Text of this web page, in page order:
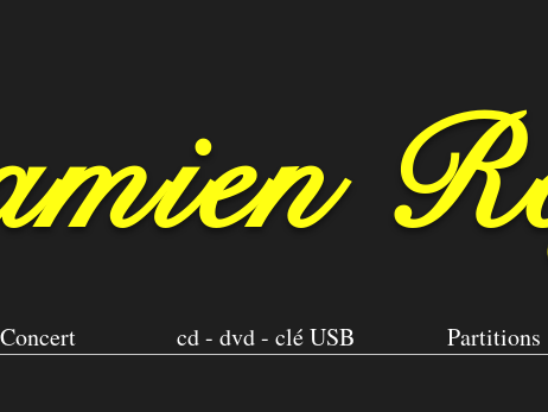
Concert cd - dvd - clé USB Partitions